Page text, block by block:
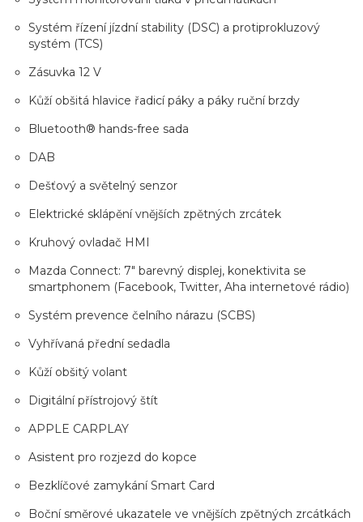
Systém řízení jízdní stability (DSC) a protiprokluzový
systém (TCS)
Zásuvka 12 V
Kůží obšitá hlavice řadicí páky a páky ruční brzdy
Bluetooth® hands-free sada
DAB
Dešťový a světelný senzor
Elektrické sklápění vnějších zpětných zrcátek
Kruhový ovladač HMI
Mazda Connect: 7" barevný displej, konektivita se
smartphonem (Facebook, Twitter, Aha internetové rádio)
Systém prevence čelního nárazu (SCBS)
Vyhřívaná přední sedadla
Kůží obšitý volant
Digitální přístrojový štít
APPLE CARPLAY
Asistent pro rozjezd do kopce
Bezklíčové zamykání Smart Card
Boční směrové ukazatele ve vnějších zpětných zrcátkách